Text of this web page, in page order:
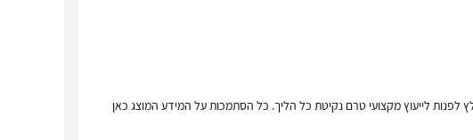
לפנות לייעוץ מקצועי טרם נקיטת כל הליך. כל הסתמכות על המידע המוצג כאן